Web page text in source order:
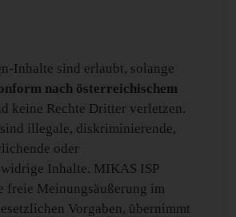
Inhalte sind erlaubt, solange
nach österreichischem
keine Rechte Dritter verletzen.
illegale, diskriminierende,
oder
Inhalte. MIKAS ISP
freie Meinungsäußerung im
Vorgaben, übernimmt